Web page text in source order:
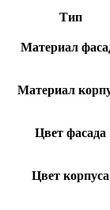
Тип
Материал
Материал
Цвет фасада
Цвет корпуса